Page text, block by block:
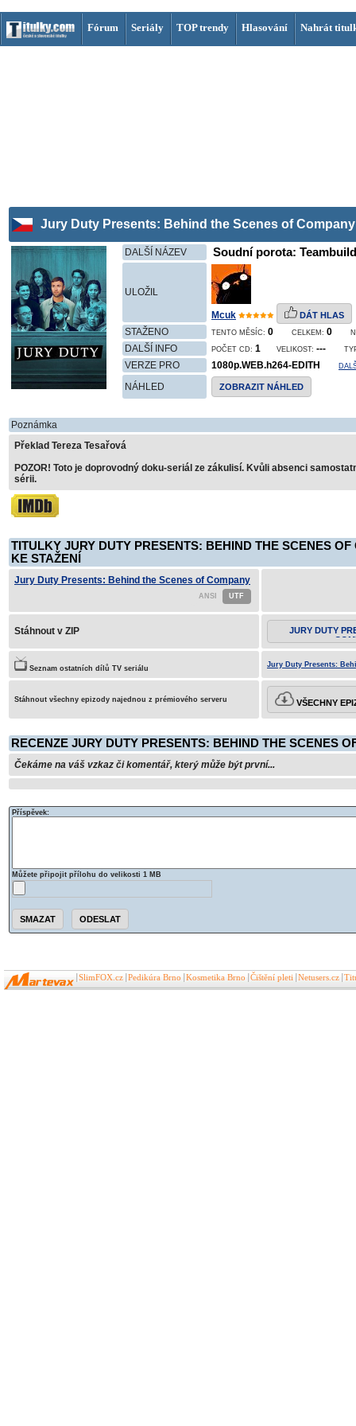
Fórum Seriály TOP trendy Hlasování Nahrát
Jury Duty Presents: Behind the Scenes of Company
DALŠÍ NÁZEV Soudní porota:
ULOŽIL
Mcuk DÁT HLAS
STAŽENO TENTO MĚSÍC: 0 CELKEM: 0
DALŠÍ INFO POČET CD: 1 VELIKOST: ---
VERZE PRO 1080p.WEB.h264-EDITH
NÁHLED ZOBRAZIT NÁHLED
Poznámka
Překlad Tereza Tesařová
POZOR! Toto je doprovodný doku-seriál ze zákulisí. Kvůli absenci
sérii.
TITULKY JURY DUTY PRESENTS: BEHIND THE SCENES
KE STAŽENÍ
Jury Duty Presents: Behind the Scenes of Company
Stáhnout v ZIP
JURY DUTY
Seznam ostatních dílů TV seriálu Jury Duty Presents:
Stáhnout všechny epizody najednou z prémiového serveru VŠECHNY
RECENZE JURY DUTY PRESENTS: BEHIND THE SCENES
Čekáme na váš vzkaz či komentář, který může být první...
Příspěvek:
Můžete připojit přílohu do velikosti 1 MB
SlimFOX.cz Pedikúra Brno Kosmetika Brno Čištění pleti Netusers.cz